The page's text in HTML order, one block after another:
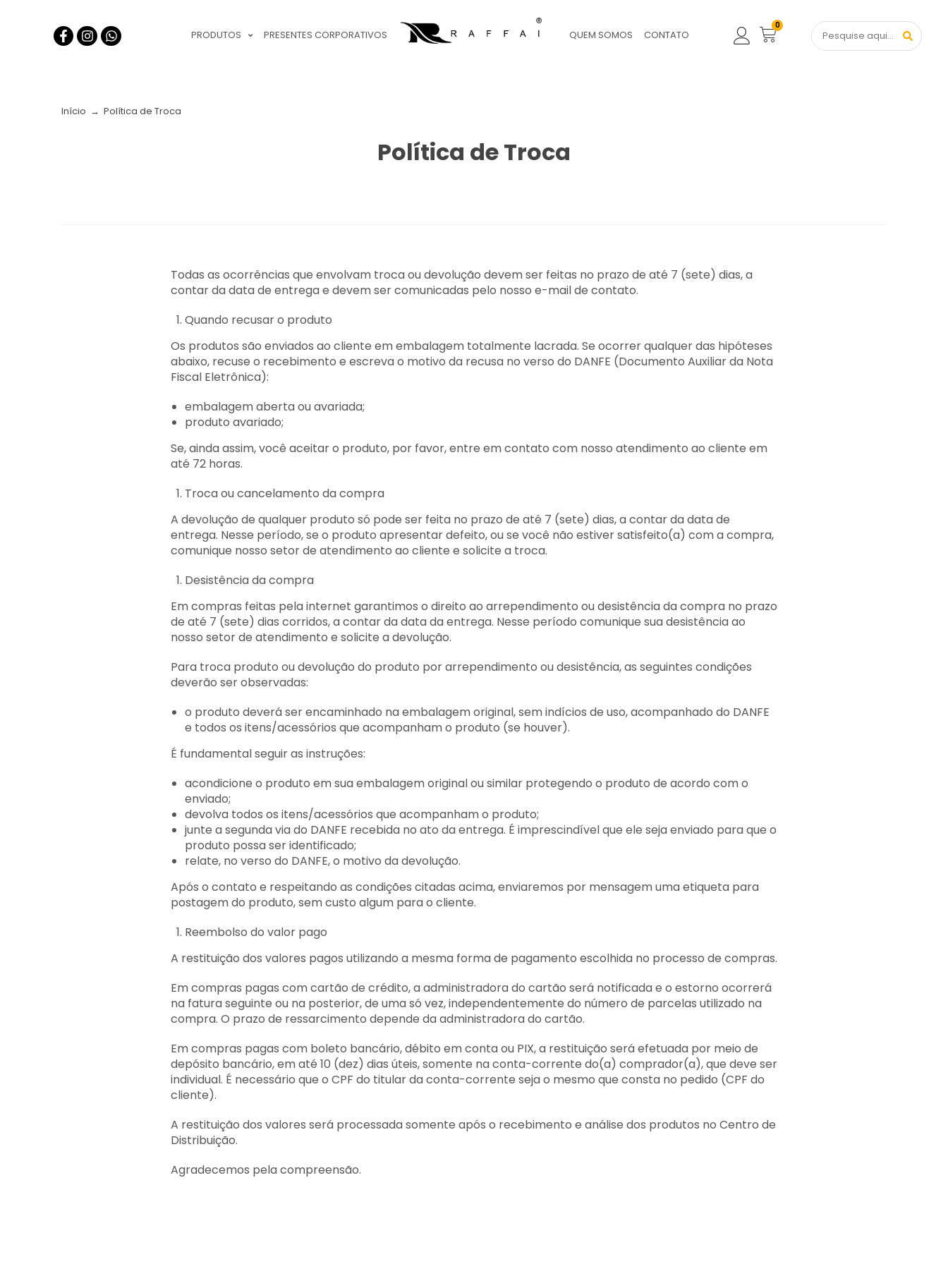
PRODUTOS PRESENTES CORPORATIVOS QUEM SOMOS CONTATO
0
Início → Política de Troca
Política de Troca
Todas as ocorrências que envolvam troca ou devolução devem ser feitas no prazo de até 7 (sete) dias, a
contar da data de entrega e devem ser comunicadas pelo nosso e-mail de contato.
Quando recusar o produto
Os produtos são enviados ao cliente em embalagem totalmente lacrada. Se ocorrer qualquer das hipóteses
abaixo, recuse o recebimento e escreva o motivo da recusa no verso do DANFE (Documento Auxiliar da Nota
Fiscal Eletrônica):
embalagem aberta ou avariada;
produto avariado;
Se, ainda assim, você aceitar o produto, por favor, entre em contato com nosso atendimento ao cliente em
até 72 horas.
Troca ou cancelamento da compra
A devolução de qualquer produto só pode ser feita no prazo de até 7 (sete) dias, a contar da data de
entrega. Nesse período, se o produto apresentar defeito, ou se você não estiver satisfeito(a) com a compra,
comunique nosso setor de atendimento ao cliente e solicite a troca.
Desistência da compra
Em compras feitas pela internet garantimos o direito ao arrependimento ou desistência da compra no prazo
de até 7 (sete) dias corridos, a contar da data da entrega. Nesse período comunique sua desistência ao
nosso setor de atendimento e solicite a devolução.
Para troca produto ou devolução do produto por arrependimento ou desistência, as seguintes condições
deverão ser observadas:
o produto deverá ser encaminhado na embalagem original, sem indícios de uso, acompanhado do DANFE
e todos os itens/acessórios que acompanham o produto (se houver).
É fundamental seguir as instruções:
acondicione o produto em sua embalagem original ou similar protegendo o produto de acordo com o
enviado;
devolva todos os itens/acessórios que acompanham o produto;
junte a segunda via do DANFE recebida no ato da entrega. É imprescindível que ele seja enviado para que o
produto possa ser identificado;
relate, no verso do DANFE, o motivo da devolução.
Após o contato e respeitando as condições citadas acima, enviaremos por mensagem uma etiqueta para
postagem do produto, sem custo algum para o cliente.
Reembolso do valor pago
A restituição dos valores pagos utilizando a mesma forma de pagamento escolhida no processo de compras.
Em compras pagas com cartão de crédito, a administradora do cartão será notificada e o estorno ocorrerá
na fatura seguinte ou na posterior, de uma só vez, independentemente do número de parcelas utilizado na
compra. O prazo de ressarcimento depende da administradora do cartão.
Em compras pagas com boleto bancário, débito em conta ou PIX, a restituição será efetuada por meio de
depósito bancário, em até 10 (dez) dias úteis, somente na conta-corrente do(a) comprador(a), que deve ser
individual. É necessário que o CPF do titular da conta-corrente seja o mesmo que consta no pedido (CPF do
cliente).
A restituição dos valores será processada somente após o recebimento e análise dos produtos no Centro de
Distribuição.
Agradecemos pela compreensão.